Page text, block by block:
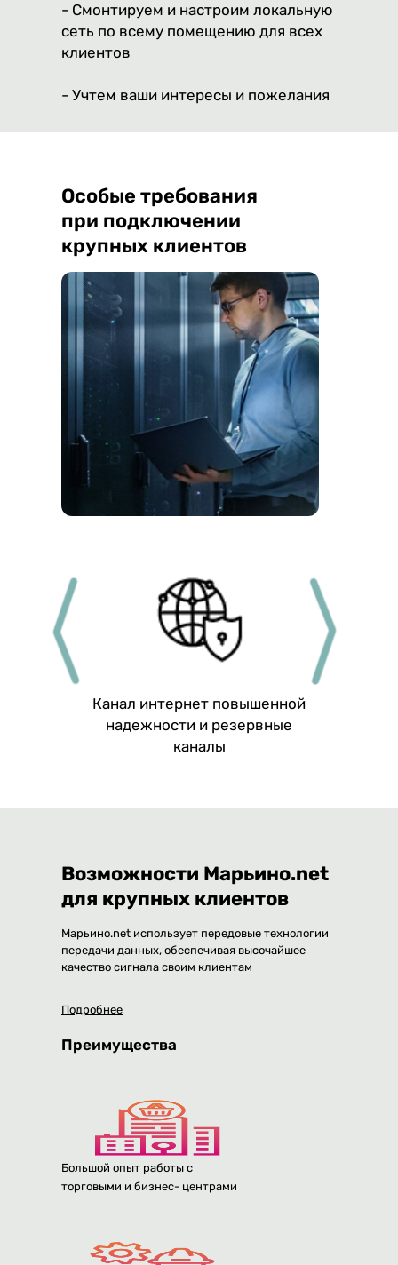
- Смонтируем и настроим локальную
сеть по всему помещению для всех
клиентов
- Учтем ваши интересы и пожелания
Особые требования
при подключении
крупных клиентов
Канал интернет повышенной
надежности и резервные
каналы
Возможности Марьино.net
для крупных клиентов
Марьино.net использует передовые технологии
передачи данных, обеспечивая высочайшее
качество сигнала своим клиентам
Подробнее
Преимущества
Большой опыт работы с
торговыми и бизнес- центрами